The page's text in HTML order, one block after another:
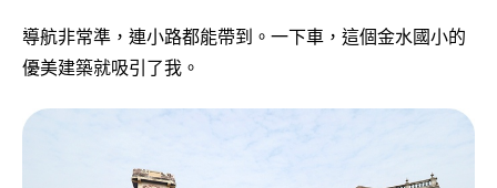
導航非常準，連小路都能帶到。一下車，這個金水國小的
優美建築就吸引了我。